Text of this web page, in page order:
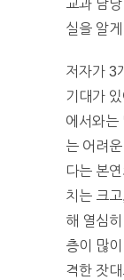
교과 담
실을 알
저자가 3
기대가
에서와는
는 어려
다는 본
치는 크
해 열심
층이 많
격한 잣